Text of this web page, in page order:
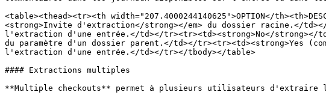
<table><thead><tr><th width="207.4000244140625">OPTION</
<strong>Invite d'extraction</strong></em> du dossier racine.</
l'extraction d'une entrée.</td></tr><tr><td><strong>No</strong></
du paramètre d'un dossier parent.</td></tr><tr><td><strong>Yes
l'extraction d'une entrée.</td></tr></tbody></table>
#### Extractions multiples
**Multiple checkouts** permet à plusieurs utilisateurs d'extraire la